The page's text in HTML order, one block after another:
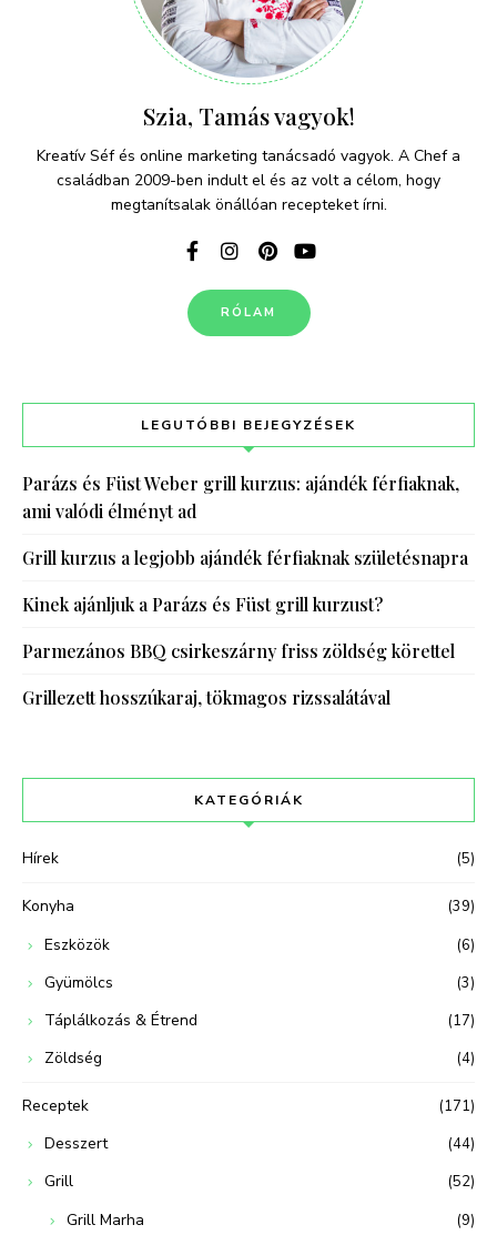
Szia, Tamás vagyok!
Kreatív Séf és online marketing tanácsadó vagyok. A Chef a
családban 2009-ben indult el és az volt a célom, hogy
megtanítsalak önállóan recepteket írni.
RÓLAM
LEGUTÓBBI BEJEGYZÉSEK
Parázs és Füst Weber grill kurzus: ajándék férfiaknak,
ami valódi élményt ad
Grill kurzus a legjobb ajándék férfiaknak születésnapra
Kinek ajánljuk a Parázs és Füst grill kurzust?
Parmezános BBQ csirkeszárny friss zöldség körettel
Grillezett hosszúkaraj, tökmagos rizssalátával
KATEGÓRIÁK
Hírek (5)
Konyha (39)
Eszközök (6)
Gyümölcs (3)
Táplálkozás & Étrend (17)
Zöldség (4)
Receptek (171)
Desszert (44)
Grill (52)
Grill Marha (9)